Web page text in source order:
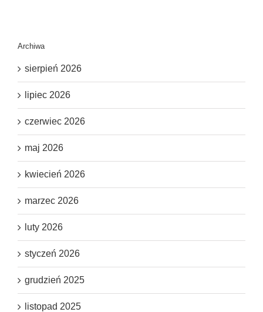
Archiwa
sierpień 2026
lipiec 2026
czerwiec 2026
maj 2026
kwiecień 2026
marzec 2026
luty 2026
styczeń 2026
grudzień 2025
listopad 2025